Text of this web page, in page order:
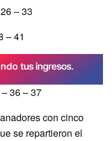
– 33
– 41
36 – 37
con cinco
se repartieron el